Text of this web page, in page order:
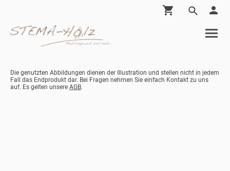
Die genutzten Abbildungen dienen der Illustration und stellen nicht in jedem
Fall das Endprodukt dar. Bei Fragen nehmen Sie einfach Kontakt zu uns
auf. Es gelten unsere AGB.